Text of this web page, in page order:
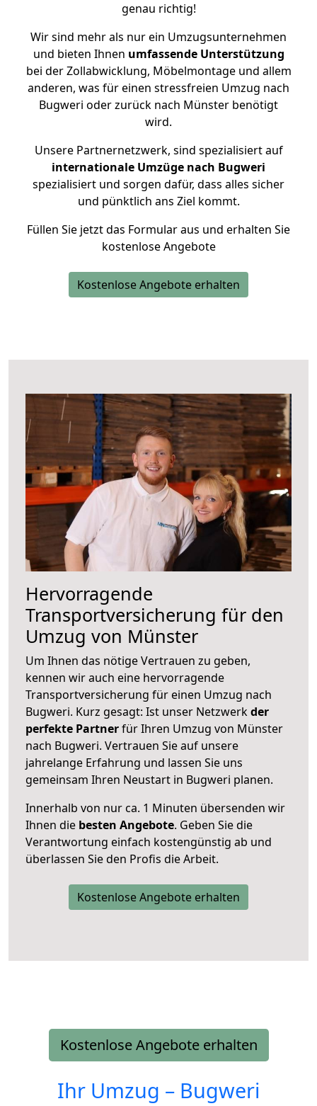
genau richtig!
Wir sind mehr als nur ein Umzugsunternehmen
und bieten Ihnen umfassende Unterstützung
bei der Zollabwicklung, Möbelmontage und allem
anderen, was für einen stressfreien Umzug nach
Bugweri oder zurück nach Münster benötigt
wird.
Unsere Partnernetzwerk, sind spezialisiert auf
internationale Umzüge nach Bugweri
spezialisiert und sorgen dafür, dass alles sicher
und pünktlich ans Ziel kommt.
Füllen Sie jetzt das Formular aus und erhalten Sie
kostenlose Angebote
Kostenlose Angebote erhalten
Hervorragende
Transportversicherung für den
Umzug von Münster
Um Ihnen das nötige Vertrauen zu geben,
kennen wir auch eine hervorragende
Transportversicherung für einen Umzug nach
Bugweri. Kurz gesagt: Ist unser Netzwerkder
perfekte Partnerfür Ihren Umzug von Münster
nach Bugweri. Vertrauen Sie auf unsere
jahrelange Erfahrung und lassen Sie uns
gemeinsam Ihren Neustart in Bugweri planen.
Innerhalb von nur ca. 1 Minuten übersenden wir
Ihnen die besten Angebote. Geben Sie die
Verantwortung einfach kostengünstig ab und
überlassen Sie den Profis die Arbeit.
Kostenlose Angebote erhalten
Kostenlose Angebote erhalten
Ihr Umzug – Bugweri